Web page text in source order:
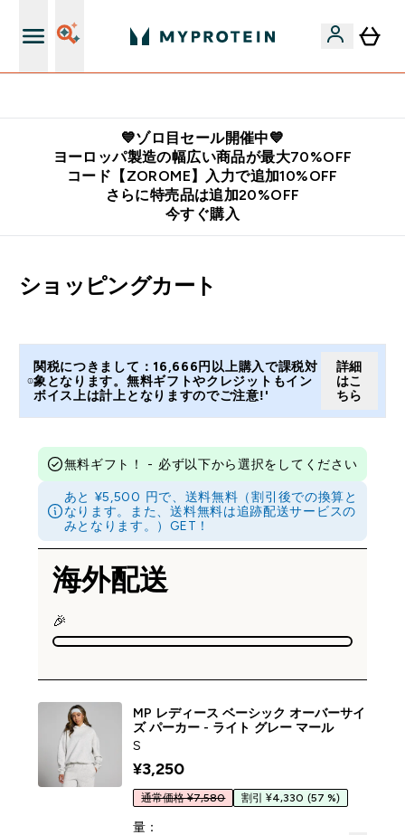
💙ゾロ目セール開催中💙
ヨーロッパ製造の幅広い商品が最大70%OFF
コード【ZOROME】入力で追加10%OFF
さらに特売品は追加20%OFF
今すぐ購入
ショッピングカート
関税につきまして：16,666円以上購入で課税対
象となります。無料ギフトやクレジットもイン
ボイス上は計上となりますのでご注意!'
詳細
はこ
ちら
無料ギフト！ - 必ず以下から選択をしてください
あと ¥5,500 円で、送料無料（割引後での換算と
なります。また、送料無料は追跡配送サービスの
みとなります。）GET！
海外配送
🎉
MP レディース ベーシック オーバーサイ
ズ パーカー - ライト グレー マール
S
¥3,250‎
通常価格 ¥7,580 割引 ¥4,330 (57 %)
量：